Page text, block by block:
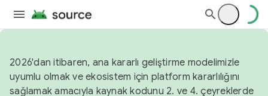
2026'dan itibaren, ana kararlı geliştirme modelimizle
uyumlu olmak ve ekosistem için platform kararlılığını
sağlamak amacıyla kaynak kodunu 2. ve 4. çeyreklerde